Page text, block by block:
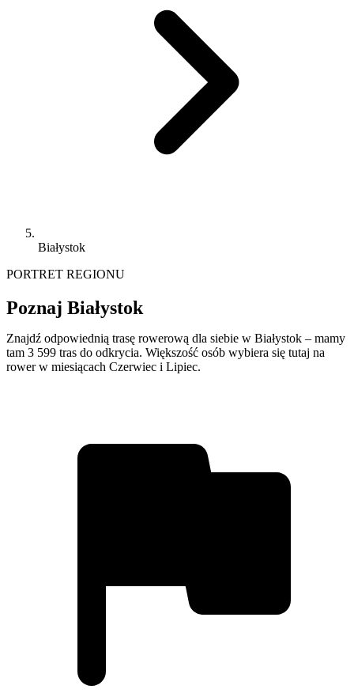
Białystok
PORTRET REGIONU
Poznaj Białystok
Znajdź odpowiednią trasę rowerową dla siebie w Białystok – mamy
tam 3 599 tras do odkrycia. Większość osób wybiera się tutaj na
rower w miesiącach Czerwiec i Lipiec.